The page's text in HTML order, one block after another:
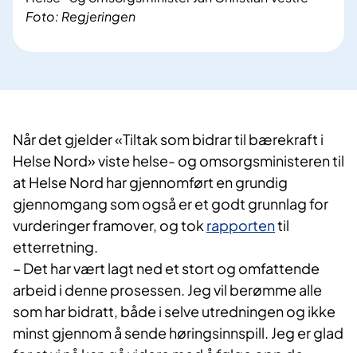
Foto: Regjeringen
Når det gjelder «Tiltak som bidrar til bærekraft i
Helse Nord» viste helse- og omsorgsministeren til
at Helse Nord har gjennomført en grundig
gjennomgang som også er et godt grunnlag for
vurderinger framover, og tok rapportentil
etterretning.
– Det har vært lagt ned et stort og omfattende
arbeid i denne prosessen. Jeg vil berømme alle
som har bidratt, både i selve utredningen og ikke
minst gjennom å sende høringsinnspill. Jeg er glad